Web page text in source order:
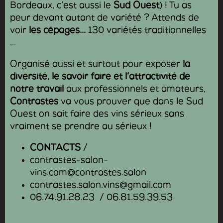
Bordeaux, c’est aussi le Sud Ouest) ! Tu as
peur devant autant de variété ? Attends de
voir les cépages... 130 variétés traditionnelles
...
Organisé aussi et surtout pour exposer la
diversité, le savoir faire et l’attractivité de
notre travail aux professionnels et amateurs,
Contrastes va vous prouver que dans le Sud
Ouest on sait faire des vins sérieux sans
vraiment se prendre au sérieux !
CONTACTS /
contrastes-salon-
vins.com@contrastes.salon
contrastes.salon.vins@gmail.com
06.74.91.28.23 / 06.81.59.39.53